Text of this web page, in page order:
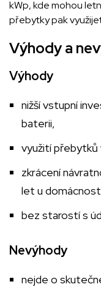
kWp, kde mohou
přebytky pak
Výhody a
Výhody
nižší vstupní
baterii,
využití přebytků
zkrácení
let u
bez starostí s
Nevýhody
nejde o